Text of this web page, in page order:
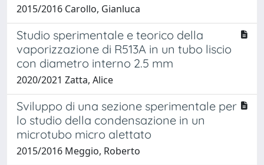
2015/2016 Carollo, Gianluca
Studio sperimentale e teorico della
vaporizzazione di R513A in un tubo liscio
con diametro interno 2.5 mm
2020/2021 Zatta, Alice
Sviluppo di una sezione sperimentale per
lo studio della condensazione in un
microtubo micro alettato
2015/2016 Meggio, Roberto